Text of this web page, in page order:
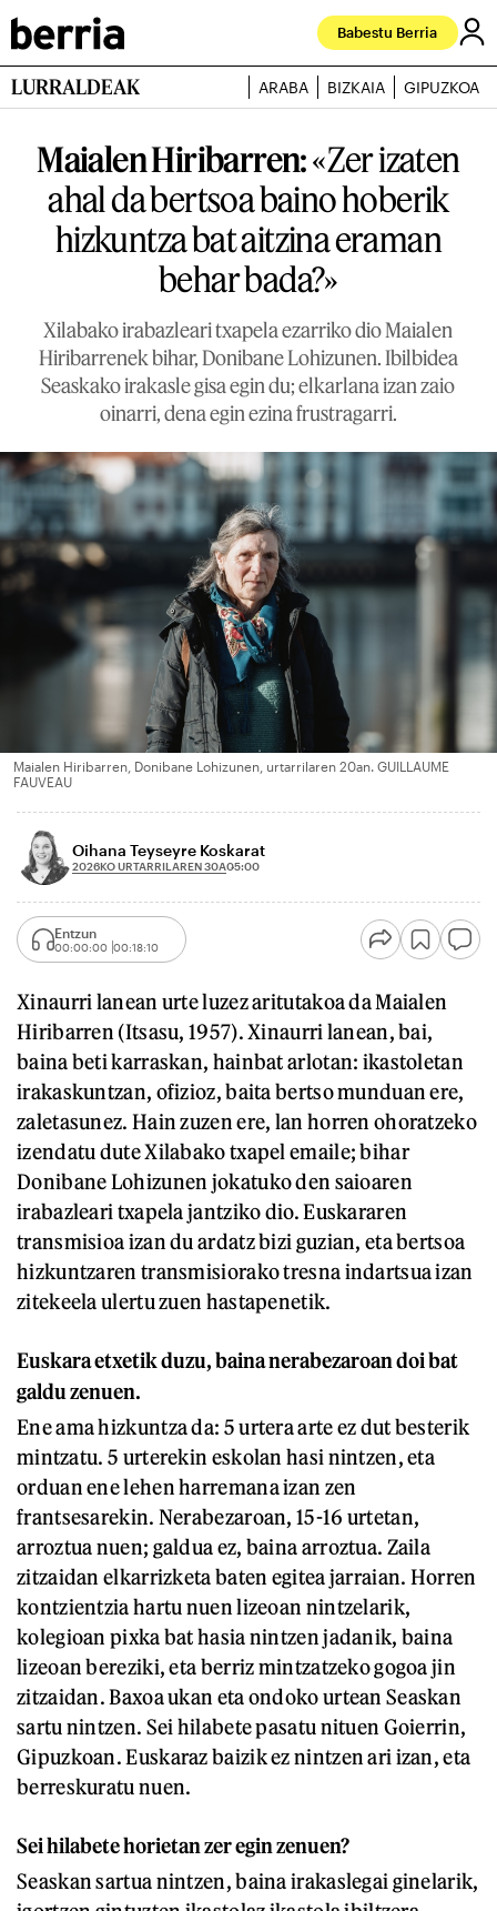
Babestu Berria
LURRALDEAK ARABA BIZKAIA GIPUZKOA
Maialen Hiribarren:«Zer izaten
ahal da bertsoa baino hoberik
hizkuntza bat aitzina eraman
behar bada?»
Xilabako irabazleari txapela ezarriko dio Maialen
Hiribarrenek bihar, Donibane Lohizunen. Ibilbidea
Seaskako irakasle gisa egin du; elkarlana izan zaio
oinarri, dena egin ezina frustragarri.
Maialen Hiribarren, Donibane Lohizunen, urtarrilaren 20an. GUILLAUME
FAUVEAU
Oihana Teyseyre Koskarat
2026KO URTARRILAREN 30A05:00
Entzun
00:00:00 00:18:10
Xinaurri lanean urte luzez aritutakoa da Maialen
Hiribarren (Itsasu, 1957). Xinaurri lanean, bai,
baina beti karraskan, hainbat arlotan: ikastoletan
irakaskuntzan, ofizioz, baita bertso munduan ere,
zaletasunez. Hain zuzen ere, lan horren ohoratzeko
izendatu dute Xilabako txapel emaile; bihar
Donibane Lohizunen jokatuko den saioaren
irabazleari txapela jantziko dio. Euskararen
transmisioa izan du ardatz bizi guzian, eta bertsoa
hizkuntzaren transmisiorako tresna indartsua izan
zitekeela ulertu zuen hastapenetik.
Euskara etxetik duzu, baina nerabezaroan doi bat
galdu zenuen.
Ene ama hizkuntza da: 5 urtera arte ez dut besterik
mintzatu. 5 urterekin eskolan hasi nintzen, eta
orduan ene lehen harremana izan zen
frantsesarekin. Nerabezaroan, 15-16 urtetan,
arroztua nuen; galdua ez, baina arroztua. Zaila
zitzaidan elkarrizketa baten egitea jarraian. Horren
kontzientzia hartu nuen lizeoan nintzelarik,
kolegioan pixka bat hasia nintzen jadanik, baina
lizeoan bereziki, eta berriz mintzatzeko gogoa jin
zitzaidan. Baxoa ukan eta ondoko urtean Seaskan
sartu nintzen. Sei hilabete pasatu nituen Goierrin,
Gipuzkoan. Euskaraz baizik ez nintzen ari izan, eta
berreskuratu nuen.
Sei hilabete horietan zer egin zenuen?
Seaskan sartua nintzen, baina irakaslegai ginelarik,